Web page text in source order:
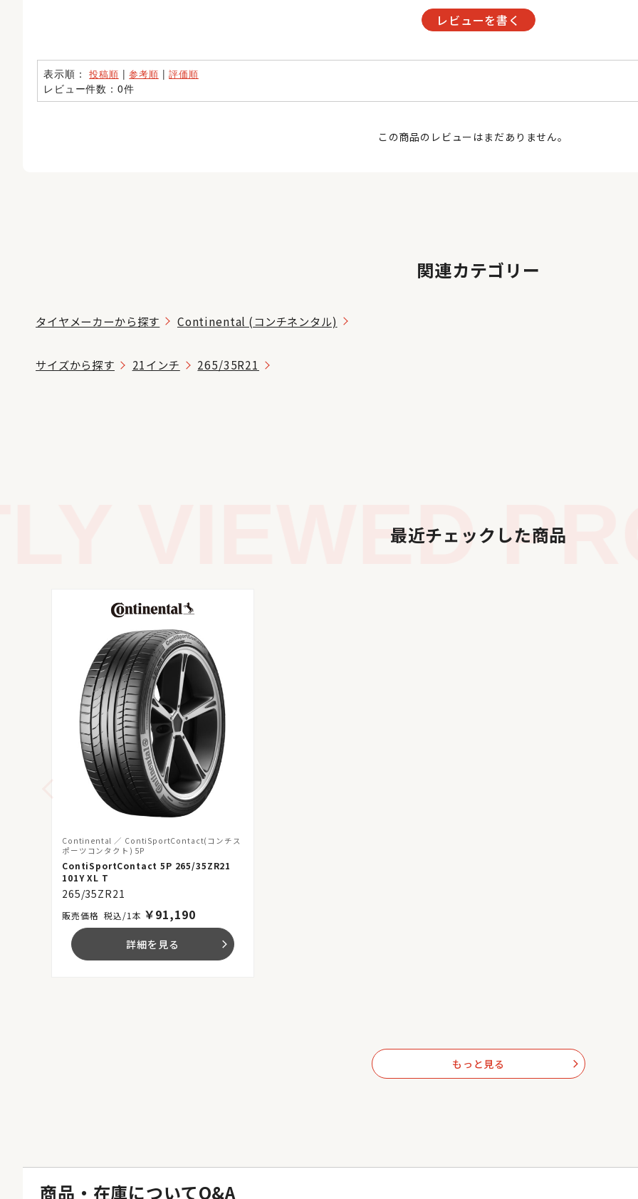
レビューを書く
表示順：投稿順 |参考順 |評価順
レビュー件数：0件
この商品のレビューはまだありません。
関連カテゴリー
タイヤメーカーから探す Continental (コンチネンタル)
サイズから探す 21インチ 265/35R21
VIEWED最近チェックした商品
Continental
ContiSportContact(コンチス
ポーツコンタクト) 5P
ContiSportContact 5P 265/35ZR21
101Y XL T
265/35ZR21
税込/1本 ￥91,190
詳細を見る arrow_forward_ios
もっと見る arrow_forward_ios
商品・在庫についてQ&A